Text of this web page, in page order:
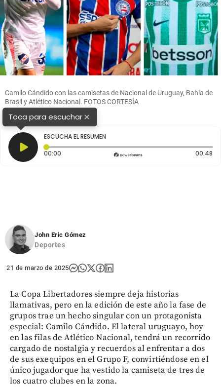
Camilo Cándido con las camisetas de Nacional de Uruguay, Bahía de
Brasil y Atlético Nacional. FOTOS CORTESÍA
Toca para escuchar×
ESCUCHA EL RESUMEN
00:00 Tiempo transcurrido: 0 segundos 00:48
John Eric Gómez
Deportes
21 de marzo de 2025
La Copa Libertadores siempre deja historias
llamativas, pero en la edición de este año la fase de
grupos trae un hecho singular con un protagonista
especial: Camilo Cándido. El lateral uruguayo, hoy
en las filas de Atlético Nacional, tendrá un recorrido
cargado de nostalgia y recuerdos al enfrentar a dos
de sus exequipos en el Grupo F, convirtiéndose en el
único jugador que ha vestido la camiseta de tres de
los cuatro clubes en la zona.